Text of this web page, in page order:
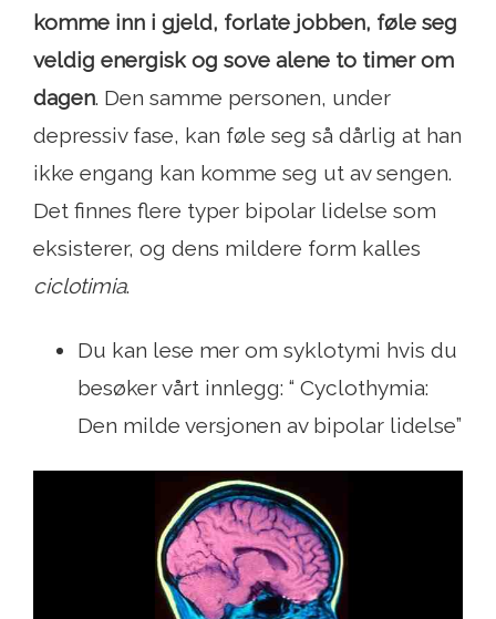
komme inn i gjeld, forlate jobben, føle seg
veldig energisk og sove alene to timer om
dagen. Den samme personen, under
depressiv fase, kan føle seg så dårlig at han
ikke engang kan komme seg ut av sengen.
Det finnes flere typer bipolar lidelse som
eksisterer, og dens mildere form kalles
ciclotimia.
Du kan lese mer om syklotymi hvis du
besøker vårt innlegg: “ Cyclothymia:
Den milde versjonen av bipolar lidelse”